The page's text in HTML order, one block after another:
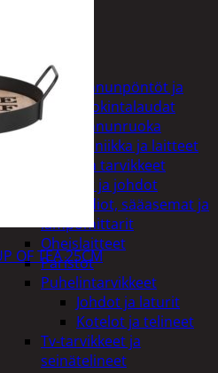
Linnut
Linnunpöntöt ja
ruokintalaudat
Linnunruoka
Kodin elektroniikka ja laitteet
Imurit ja tarvikkeet
Kaapelit ja johdot
Kelloradiot, sääasemat ja
lämpömittarit
Oheislaitteet
Paristot
Puhelintarvikkeet
Johdot ja laturit
Kotelot ja telineet
Tv-tarvikkeet ja
seinätelineet
OF TEA 25CM